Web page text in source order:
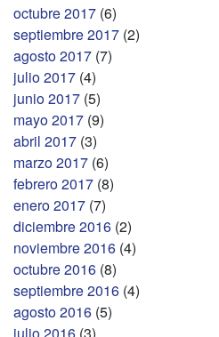
octubre 2017 (6)
septiembre 2017 (2)
agosto 2017 (7)
julio 2017 (4)
junio 2017 (5)
mayo 2017 (9)
abril 2017 (3)
marzo 2017 (6)
febrero 2017 (8)
enero 2017 (7)
diciembre 2016 (2)
noviembre 2016 (4)
octubre 2016 (8)
septiembre 2016 (4)
agosto 2016 (5)